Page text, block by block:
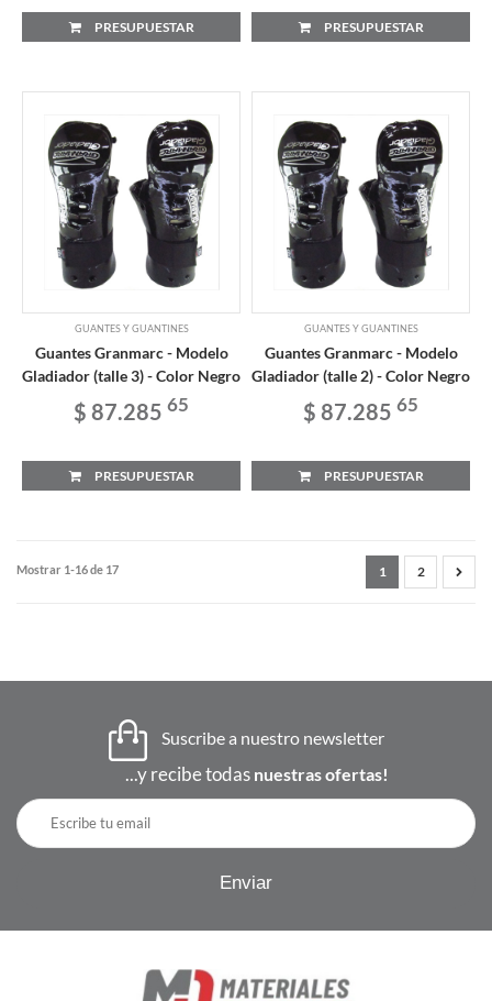
PRESUPUESTAR PRESUPUESTAR
GUANTES Y GUANTINES
Guantes Granmarc - Modelo
Gladiador (talle 3) - Color Negro
$ 87.285 65
PRESUPUESTAR
GUANTES Y GUANTINES
Guantes Granmarc - Modelo
Gladiador (talle 2) - Color Negro
$ 87.285 65
PRESUPUESTAR
Mostrar 1-16 de 17 1 2
Suscribe a nuestro newsletter
...y recibe todas nuestras ofertas!